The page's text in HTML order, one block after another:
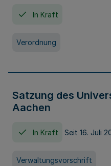
In Kraft
Verordnung
Satzung des
Aachen
In Kraft Seit 16. Juli
Verwaltungsvorschrift